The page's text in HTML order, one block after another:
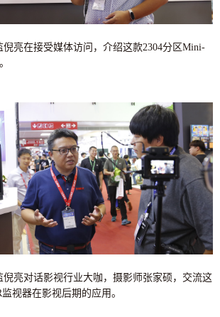
亮在接受媒体访问，介绍这款2304分区Mini-
亮对话影视行业大咖，摄影师张家硕，交流这
视器在影视后期的应用。